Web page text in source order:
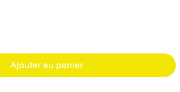
Ajouter au panier